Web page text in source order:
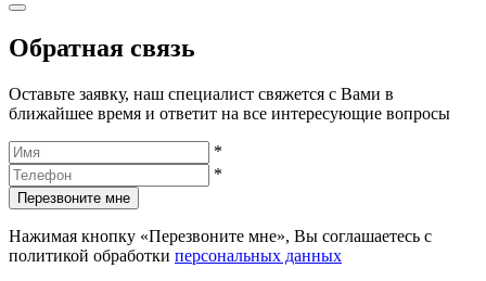
Обратная связь
Оставьте заявку, наш специалист свяжется с Вами в
ближайшее время и ответит на все интересующие вопросы
*
*
Перезвоните мне
Нажимая кнопку «Перезвоните мне», Вы соглашаетесь с
политикой обработки персональных данных